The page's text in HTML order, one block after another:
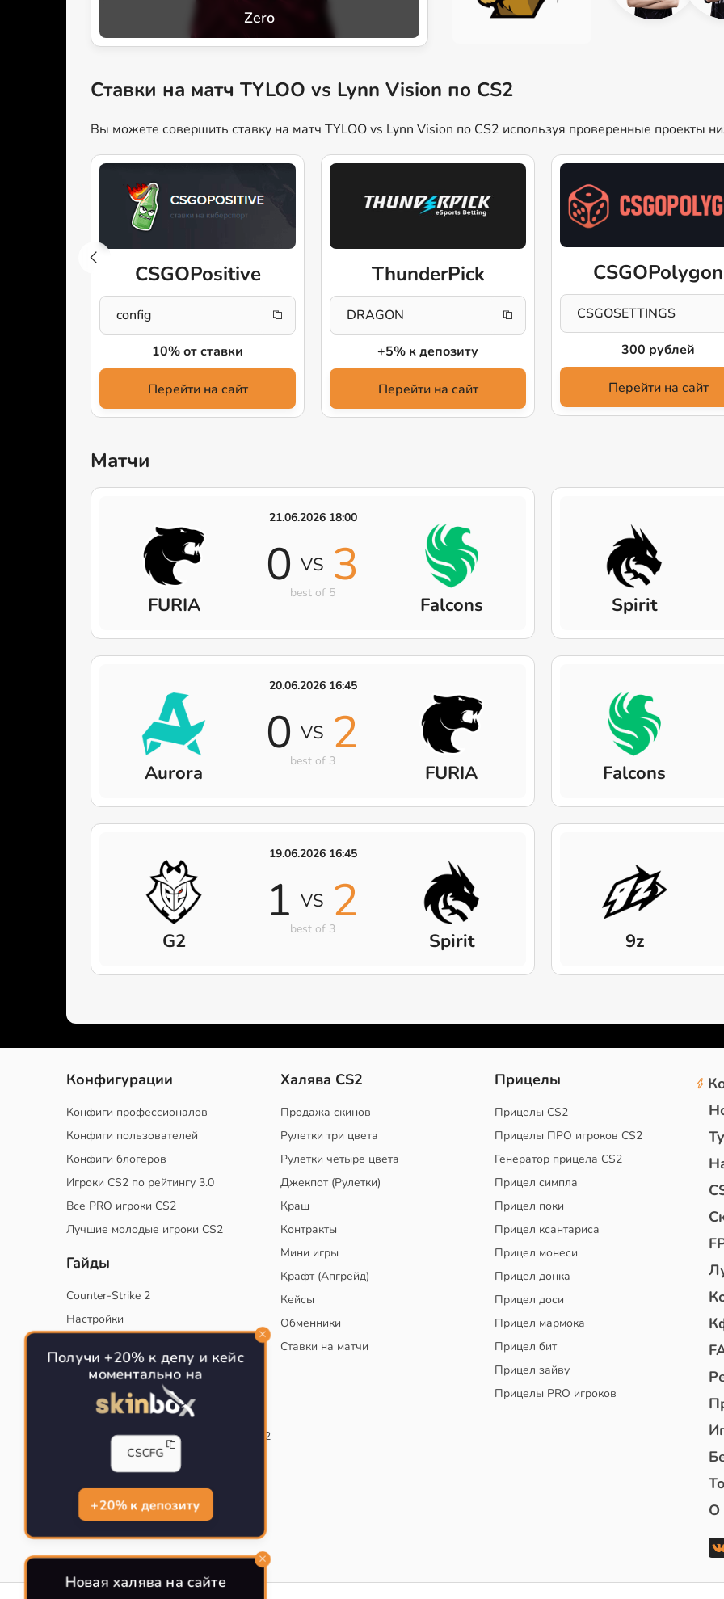
Zero
Ставки на матч TYLOO vs Lynn Vision по CS2
Вы можете совершить ставку на матч TYLOO vs Lynn Vision по CS2 используя проверенные проекты
CSGOPositive
config
10% от ставки
Перейти на сайт
ThunderPick
DRAGON
+5% к депозиту
Перейти на сайт
CSGOPolygon
CSGOSETTINGS
300 рублей
Перейти на сайт
Матчи
21.06.2026 18:00
FURIA
0 VS 3
best of 5 Falcons Spirit
20.06.2026 16:45
Aurora
0 VS 2
best of 3 FURIA Falcons
19.06.2026 16:45
G2
1 VS 2
best of 3 Spirit 9z
Конфигурации
Конфиги профессионалов
Конфиги пользователей
Конфиги блогеров
Игроки CS2 по рейтингу 3.0
Все PRO игроки CS2
Лучшие молодые игроки CS2
Гайды
Counter-Strike 2
Настройки
Тактики
Конфиг для тренировок в CS
Как сохранить свой конфиг CS
Инста смоки на карте de_mirage в CS2
Рабочий бинд на Jumpthrow
Халява CS2
Продажа скинов
Рулетки три цвета
Рулетки четыре цвета
Джекпот (Рулетки)
Краш
Контракты
Мини игры
Крафт (Апгрейд)
Кейсы
Обменники
Ставки на матчи
Прицелы
Прицелы CS2
Прицелы ПРО игроков CS2
Генератор прицела CS2
Прицел симпла
Прицел поки
Прицел ксантариса
Прицел монеси
Прицел донка
Прицел доси
Прицел мармока
Прицел бит
Прицел зайву
Прицелы PRO игроков
О
Получи +20% к депу и кейс
моментально на
CSCFG
+20% к депозиту
Новая халява на сайте